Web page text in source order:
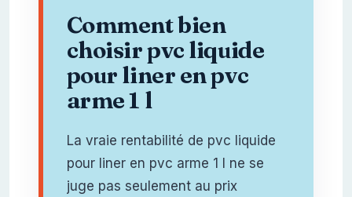
Comment bien
choisir pvc liquide
pour liner en pvc
arme 1 l
La vraie rentabilité de pvc liquide
pour liner en pvc arme 1 l ne se
juge pas seulement au prix